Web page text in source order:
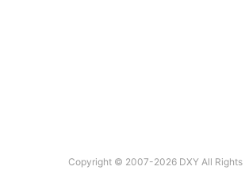
Copyright © 2007-2026 DXY All Rights